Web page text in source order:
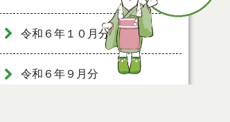
令和６年１０月分
令和６年９月分